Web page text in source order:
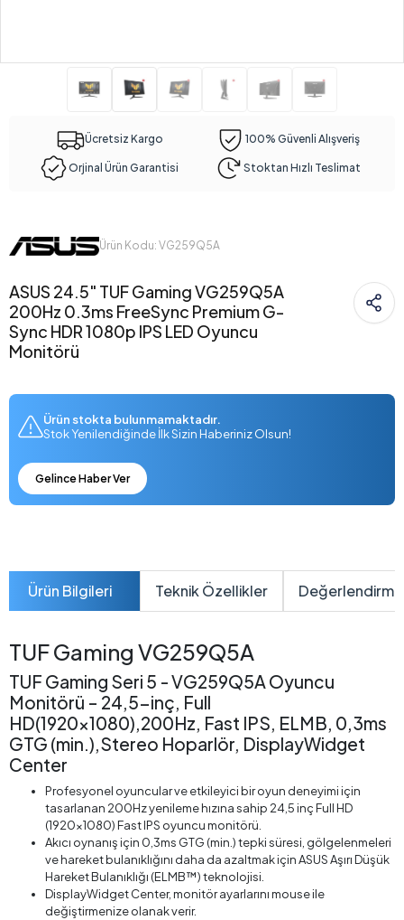
Ücretsiz Kargo 100% Güvenli Alışveriş
Orjinal Ürün Garantisi Stoktan Hızlı Teslimat
Ürün Kodu: VG259Q5A
ASUS 24.5" TUF Gaming VG259Q5A
200Hz 0.3ms FreeSync Premium G-
Sync HDR 1080p IPS LED Oyuncu
Monitörü
Ürün stokta bulunmamaktadır.
Stok Yenilendiğinde İlk Sizin Haberiniz Olsun!
Gelince Haber Ver
Ürün Bilgileri Teknik Özellikler
TUF Gaming VG259Q5A
TUF Gaming Seri 5 - VG259Q5A Oyuncu
Monitörü – 24,5-inç, Full
HD(1920x1080),200Hz, Fast IPS, ELMB, 0,3ms
GTG (min.),Stereo Hoparlör, DisplayWidget
Center
Profesyonel oyuncular ve etkileyici bir oyun deneyimi için
tasarlanan 200Hz yenileme hızına sahip 24,5 inç Full HD
(1920x1080) Fast IPS oyuncu monitörü.
Akıcı oynanış için 0,3ms GTG (min.) tepki süresi, gölgelenmeleri
ve hareket bulanıklığını daha da azaltmak için ASUS Aşırı Düşük
Hareket Bulanıklığı (ELMB™) teknolojisi.
DisplayWidget Center, monitör ayarlarını mouse ile
değiştirmenize olanak verir.